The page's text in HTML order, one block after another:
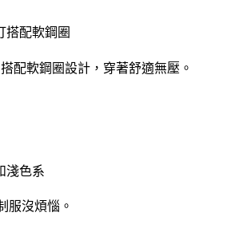
搭配軟鋼圈
配軟鋼圈設計，穿著舒適無壓。
淺色系
服沒煩惱。